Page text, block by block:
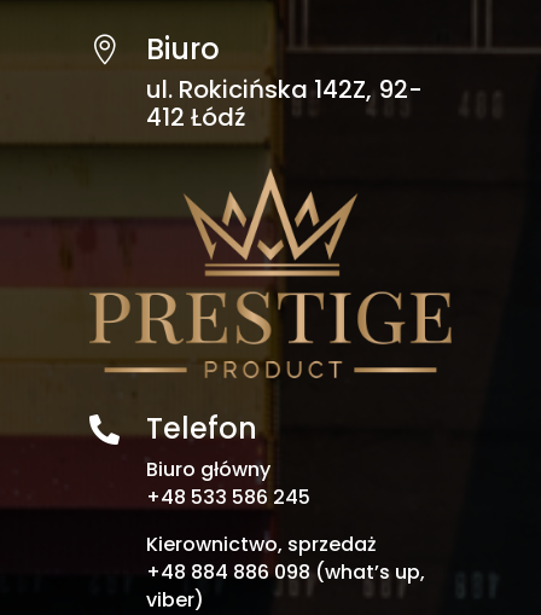
 Biuro
ul. Rokicińska 142Z, 92-
412 Łódź
 Telefon
Biuro główny
+48 533 586 245
Kierownictwo, sprzedaż
+48 884 886 098 (what’s up,
viber)